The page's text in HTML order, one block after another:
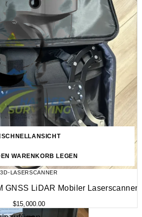
SCHNELLANSICHT
WARENKORB LEGEN
3D-LASERSCANNER
GNSS LiDAR Mobiler Laserscanner
$15,000.00